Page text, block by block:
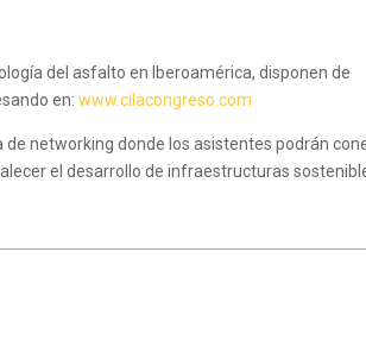
del asfalto en Iberoamérica, disponen de
en: www.cilacongreso.com
networking donde los asistentes podrán
el desarrollo de infraestructuras